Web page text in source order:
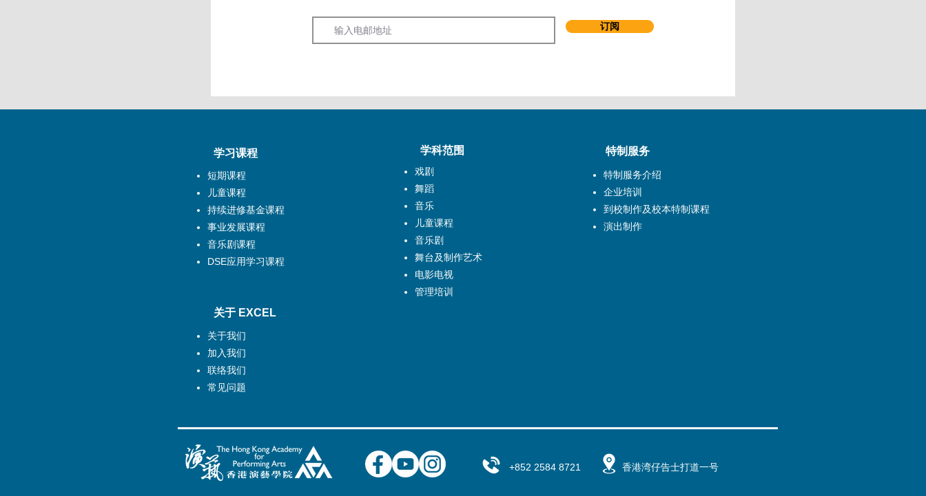
订阅
学习课程
短期课程
儿童课程
持续进修基金课程
事业发展课程
音乐剧课程
DSE应用学习课程
关于 EXCEL
关于我们
加入我们
联络我们
常见问题
特制服务
戏剧
舞蹈
音乐
儿童课程
音乐剧
舞台及制作艺术
电影电视
管理培训
学科范围
特制服务介绍
企业培训
到校制作及校本特制课程
演出制作
+852 2584 8721 香港湾仔告士打道一号